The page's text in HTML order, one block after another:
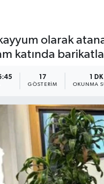
olarak
katında
17
GÖSTERIM
1 DK
OKUNMA